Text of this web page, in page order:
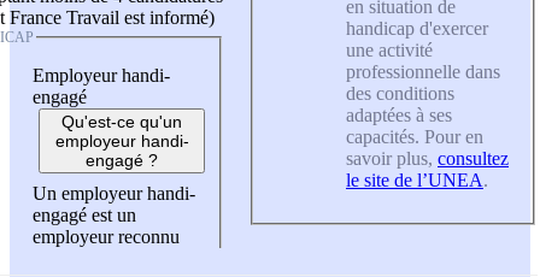
France Travail est informé)
Employeur handi-
engagé
Qu'est-ce qu'un
employeur handi-
engagé ?
Un employeur handi-
engagé est un
employeur reconnu
en situation de
handicap d'exercer
une activité
professionnelle dans
des conditions
adaptées à ses
capacités. Pour en
savoir plus, consultez
le site de l’UNEA.